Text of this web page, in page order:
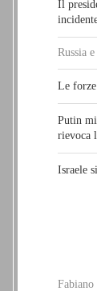
Il
Russia
Le forze
Putin
rievoca
Israele